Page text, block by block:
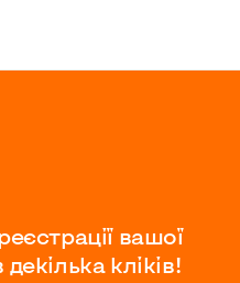
вашої
кліків!